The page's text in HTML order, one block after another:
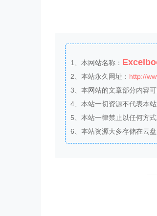
1、本网站名称：
2、本站永久网址： http://
3、本网站的文章部分内容
4、本站一切资源不代表本
5、本站一律禁止以任何方
6、本站资源大多存储在云